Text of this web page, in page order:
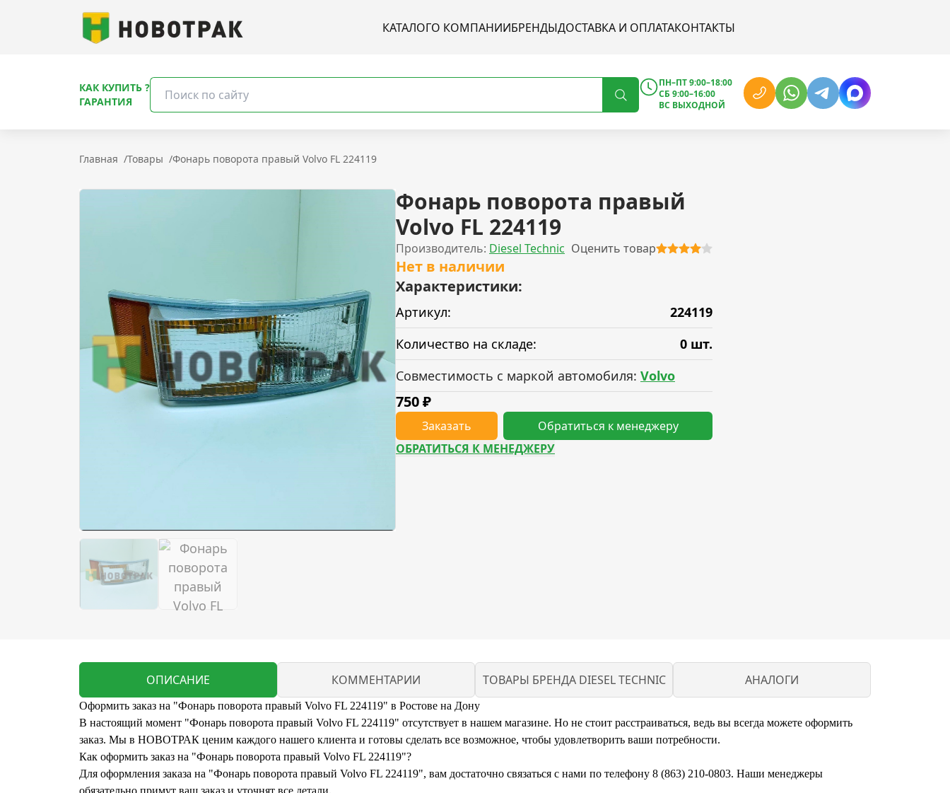
КАТАЛОГО КОМПАНИИБРЕНДЫДОСТАВКА И ОПЛАТАКОНТАКТЫ
КАК КУПИТЬ ?
ГАРАНТИЯ
ПН–ПТ 9:00–18:00
СБ 9:00–16:00
ВС ВЫХОДНОЙ
Главная /Товары /Фонарь поворота правый Volvo FL 224119
Фонарь поворота правый
Volvo FL 224119
Производитель: Diesel Technic Оценить товар
Нет в наличии
Характеристики:
Артикул:
224119
Количество на складе:
0 шт.
Совместимость с маркой автомобиля: Volvo
750₽
Заказать
Обратиться к менеджеру
ОБРАТИТЬСЯ К МЕНЕДЖЕРУ
ОПИСАНИЕ КОММЕНТАРИИ ТОВАРЫ БРЕНДА DIESEL TECHNIC АНАЛОГИ
Оформить заказ на "Фонарь поворота правый Volvo FL 224119" в Ростове на Дону
В настоящий момент "Фонарь поворота правый Volvo FL 224119" отсутствует в нашем магазине. Но не стоит расстраиваться, ведь вы всегда можете оформить
заказ. Мы в НОВОТРАК ценим каждого нашего клиента и готовы сделать все возможное, чтобы удовлетворить ваши потребности.
Как оформить заказ на "Фонарь поворота правый Volvo FL 224119"?
Для оформления заказа на "Фонарь поворота правый Volvo FL 224119", вам достаточно связаться с нами по телефону 8 (863) 210-0803. Наши менеджеры
обязательно примут ваш заказ и уточнят все детали.